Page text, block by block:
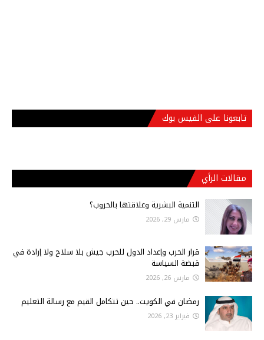
تابعونا على الفيس بوك
مقالات الرأي
التنمية البشرية وعلاقتها بالحروب؟
مارس 29, 2026
قرار الحرب وإعداد الدول للحرب جيش بلا سلاح ولا إرادة في
قبضة السياسة
مارس 26, 2026
رمضان في الكويت.. حين تتكامل القيم مع رسالة التعليم
فبراير 23, 2026